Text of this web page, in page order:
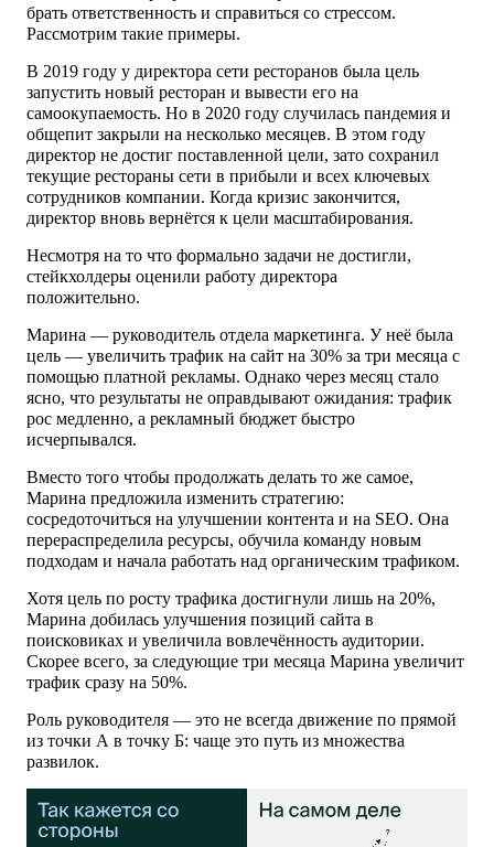
брать ответственность и справиться со стрессом.
Рассмотрим такие примеры.
В 2019 году у директора сети ресторанов была цель
запустить новый ресторан и вывести его на
самоокупаемость. Но в 2020 году случилась пандемия и
общепит закрыли на несколько месяцев. В этом году
директор не достиг поставленной цели, зато сохранил
текущие рестораны сети в прибыли и всех ключевых
сотрудников компании. Когда кризис закончится,
директор вновь вернётся к цели масштабирования.
Несмотря на то что формально задачи не достигли,
стейкхолдеры оценили работу директора
положительно.
Марина — руководитель отдела маркетинга. У неё была
цель — увеличить трафик на сайт на 30% за три месяца с
помощью платной рекламы. Однако через месяц стало
ясно, что результаты не оправдывают ожидания: трафик
рос медленно, а рекламный бюджет быстро
исчерпывался.
Вместо того чтобы продолжать делать то же самое,
Марина предложила изменить стратегию:
сосредоточиться на улучшении контента и на SEO. Она
перераспределила ресурсы, обучила команду новым
подходам и начала работать над органическим трафиком.
Хотя цель по росту трафика достигнули лишь на 20%,
Марина добилась улучшения позиций сайта в
поисковиках и увеличила вовлечённость аудитории.
Скорее всего, за следующие три месяца Марина увеличит
трафик сразу на 50%.
Роль руководителя — это не всегда движение по прямой
из точки А в точку Б: чаще это путь из множества
развилок.